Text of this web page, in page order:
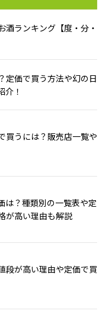
酒ランキング【度・分・
定価で買う方法や幻の日
介！
買うには？販売店一覧や
は？種類別の一覧表や定
が高い理由も解説
段が高い理由や定価で買